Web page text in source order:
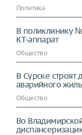
Политика
В поликлинику
КТ-аппарат
Общество
В Сурске
аварийного
Общество
Во